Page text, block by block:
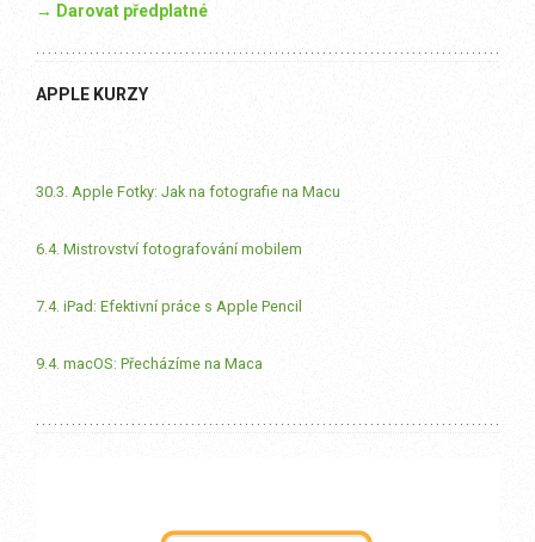
→ Darovat předplatné
APPLE KURZY
30.3. Apple Fotky: Jak na fotografie na Macu
6.4. Mistrovství fotografování mobilem
7.4. iPad: Efektivní práce s Apple Pencil
9.4. macOS: Přecházíme na Maca